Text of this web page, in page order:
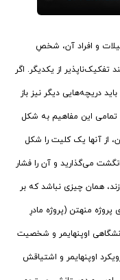
و افراد آن، شخصِ
از یکدیگر. اگر
دریچه‌هایی دیگر نیز باز
تمامی این مفاهیم به شکل
از آنها یک کلیت را شکل
می‌گذارید و آن را فشار
همان چیزی نباشد که بر
منهتن (پروژه مادرِ
اوپنهایمر و شخصیت
اوپنهایمر و اشتیاقش